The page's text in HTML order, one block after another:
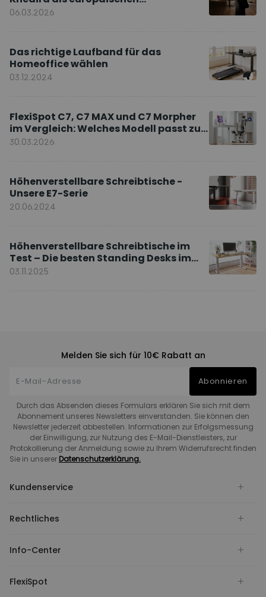
Markenbotschafter
06.03.2026
Das richtige Laufband für das
Homeoffice wählen
03.12.2024
FlexiSpot C7, C7 MAX und C7 Morpher
im Vergleich: Welches Modell passt zu
Ihnen?
30.03.2026
Höhenverstellbare Schreibtische -
Unsere E7-Serie
20.06.2024
Höhenverstellbare Schreibtische im
Test – Die besten Standing Desks im
Vergleich
03.11.2025
Melden Sie sich für 10€ Rabatt an
Abonnieren
Durch das Absenden dieses Formulars erklären Sie sich mit dem
Abonnement unseres Newsletters einverstanden. Sie können den
Newsletter jederzeit abbestellen. Informationen zur Erfolgsmessung
der Einwilligung, zur Nutzung des E-Mail-Dienstleisters, zur
Protokollierung der Anmeldung sowie zu Ihrem Widerrufsrecht finden
Sie in unserer Datenschutzerklärung.
Kundenservice
Rechtliches
Info-Center
FlexiSpot